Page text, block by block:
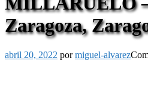
Zaragoza,
abril 20, 2022 pormiguel-alvarez